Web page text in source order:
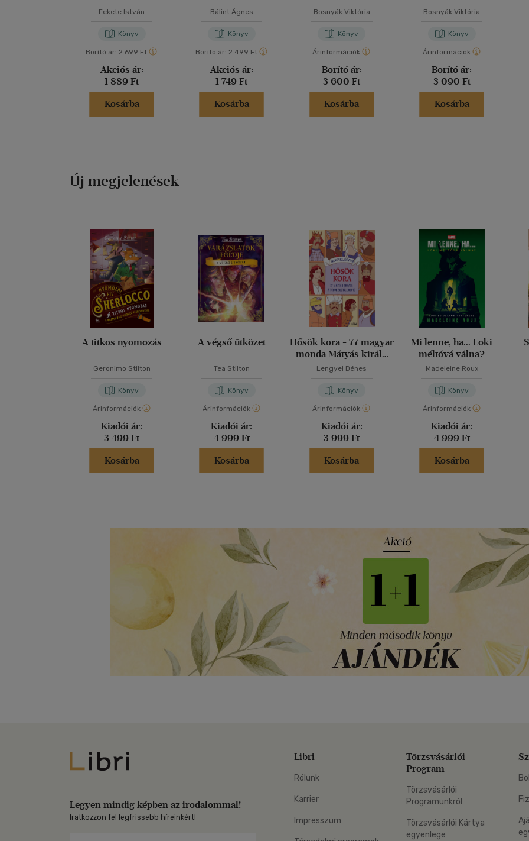
Fekete István
Könyv
Borító ár: 2 699 Ft
Akciós ár:
1 889 Ft
Kosárba
Bálint Ágnes
Könyv
Borító ár: 2 499 Ft
Akciós ár:
1 749 Ft
Kosárba
Bosnyák Viktória
Könyv
Árinformációk
Borító ár:
3 600 Ft
Kosárba
Bosnyák Viktória
Könyv
Árinformációk
Borító ár:
3 090 Ft
Kosárba
Új megjelenések
A titkos nyomozás
Geronimo Stilton
Könyv
Árinformációk
Kiadói ár:
3 499 Ft
Kosárba
A végső ütközet
Tea Stilton
Könyv
Árinformációk
Kiadói ár:
4 999 Ft
Kosárba
Hősök kora - 77 magyar
monda Mátyás király
korától 1848-ig
Lengyel Dénes
Könyv
Árinformációk
Kiadói ár:
3 999 Ft
Kosárba
Mi lenne, ha... Loki
méltóvá válna?
Madeleine Roux
Könyv
Árinformációk
Kiadói ár:
4 999 Ft
Kosárba
Libri
Legyen mindig képben az irodalommal!
Iratkozzon fel legfrissebb híreinkért!
Libri
Rólunk
Karrier
Impresszum
Törzsvásárlói
Program
Törzsvásárlói
Programunkról
Törzsvásárlói Kártya
egyenlege